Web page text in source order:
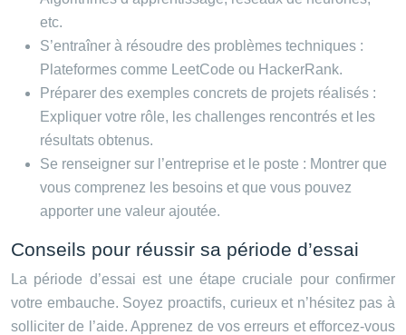
etc.
S’entraîner à résoudre des problèmes techniques :
Plateformes comme LeetCode ou HackerRank.
Préparer des exemples concrets de projets réalisés :
Expliquer votre rôle, les challenges rencontrés et les
résultats obtenus.
Se renseigner sur l’entreprise et le poste : Montrer que
vous comprenez les besoins et que vous pouvez
apporter une valeur ajoutée.
Conseils pour réussir sa période d’essai
La période d’essai est une étape cruciale pour confirmer
votre embauche. Soyez proactifs, curieux et n’hésitez pas à
solliciter de l’aide. Apprenez de vos erreurs et efforcez-vous